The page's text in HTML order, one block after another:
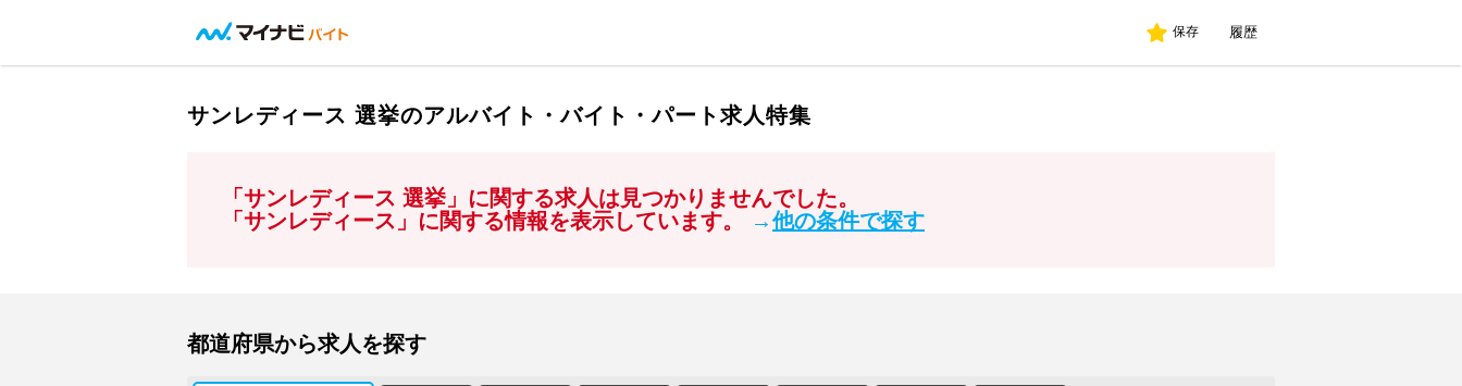
保存 履歴
サンレディース 選挙のアルバイト・バイト・パート求人特集
「サンレディース 選挙」に関する求人は見つかりませんでした。
「サンレディース」に関する情報を表示しています。
→他の条件で探す
都道府県から求人を探す